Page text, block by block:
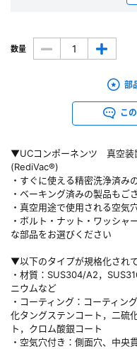
▼UCコンポーネンツ 真空装
(RediVac®)
・すぐに使える精密洗浄済み
・ベーキング済みの製品もご
・真空用途で使用される空気
・ボルト・ナット・ワッシャ
な部品をお選びください
▼以下のタイプが規格化され
・材質：SUS304/A2，
ニウムなど
・コーティング：コーティン
化タングステンコート，二硫
ト，クロム酸銀コート
・空気穴付き：側面穴、中央
数量
部
こ
※パスワードをお忘れの方は、
※メールアドレスを忘れた方は、